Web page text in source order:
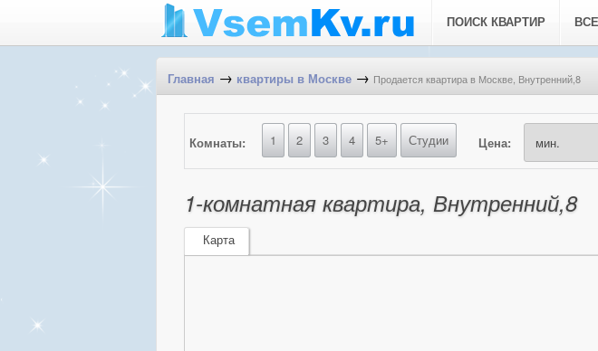
ПОИСК КВАРТИР
Главная → квартиры в Москве → Продается квартира в Москве, Внутренний,8
Комнаты: 1 2 3 4 5+ Студии Цена:
1-комнатная квартира, Внутренний,8
Карта